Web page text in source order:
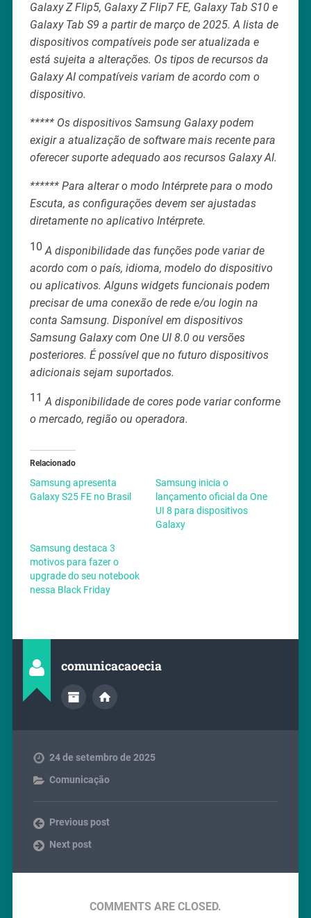
Galaxy Z Flip5, Galaxy Z Flip7 FE, Galaxy Tab S10 e
Galaxy Tab S9 a partir de março de 2025. A lista de
dispositivos compatíveis pode ser atualizada e
está sujeita a alterações. Os tipos de recursos da
Galaxy AI compatíveis variam de acordo com o
dispositivo.
***** Os dispositivos Samsung Galaxy podem
exigir a atualização de software mais recente para
oferecer suporte adequado aos recursos Galaxy AI.
****** Para alterar o modo Intérprete para o modo
Escuta, as configurações devem ser ajustadas
diretamente no aplicativo Intérprete.
10 A disponibilidade das funções pode variar de
acordo com o país, idioma, modelo do dispositivo
ou aplicativos. Alguns widgets funcionais podem
precisar de uma conexão de rede e/ou login na
conta Samsung. Disponível em dispositivos
Samsung Galaxy com One UI 8.0 ou versões
posteriores. É possível que no futuro dispositivos
adicionais sejam suportados.
11 A disponibilidade de cores pode variar conforme
o mercado, região ou operadora.
Relacionado
Samsung apresenta
Galaxy S25 FE no Brasil
Samsung inicia o
lançamento oficial da One
UI 8 para dispositivos
Galaxy
Samsung destaca 3
motivos para fazer o
upgrade do seu notebook
nessa Black Friday
comunicacaoecia
24 de setembro de 2025
Comunicação
Previous post
Next post
COMMENTS ARE CLOSED.